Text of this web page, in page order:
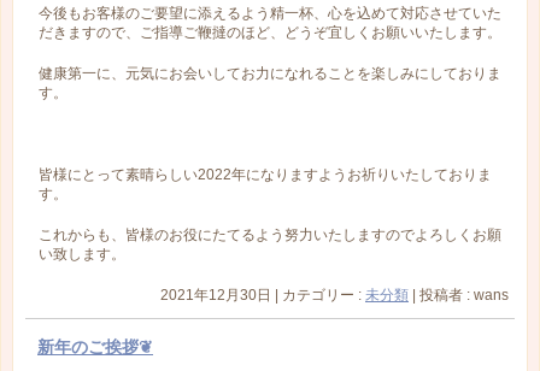
今後もお客様のご要望に添えるよう精一杯、心を込めて対応させていた
だきますので、ご指導ご鞭撻のほど、どうぞ宜しくお願いいたします。
健康第一に、元気にお会いしてお力になれることを楽しみにしておりま
す。
皆様にとって素晴らしい2022年になりますようお祈りいたしておりま
す。
これからも、 皆様のお役にたてるよう努力いたしますのでよろしくお願
い致します。
2021年12月30日 カテゴリー : 未分類 投稿者 : wans
新年のご挨拶❦